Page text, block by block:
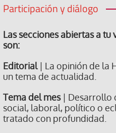
Participación y diálogo
Las secciones abiertas a tu
son:
Editorial| La opinión de la
un tema de actualidad.
Tema del mes| Desarrollo
social, laboral, político o
tratado con profundidad.